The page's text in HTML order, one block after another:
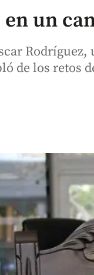
en un
Rodríguez,
de los retos